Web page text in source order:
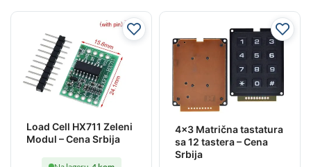
Load Cell HX711 Zeleni
Modul – Cena Srbija
4×3 Matrična tastatura
sa 12 tastera – Cena
Srbija